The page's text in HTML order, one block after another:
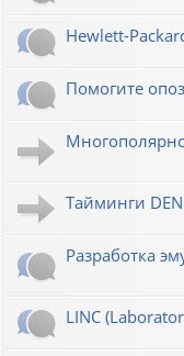
Hewlett-
Помогите
Тайминги
Разработка
LINC